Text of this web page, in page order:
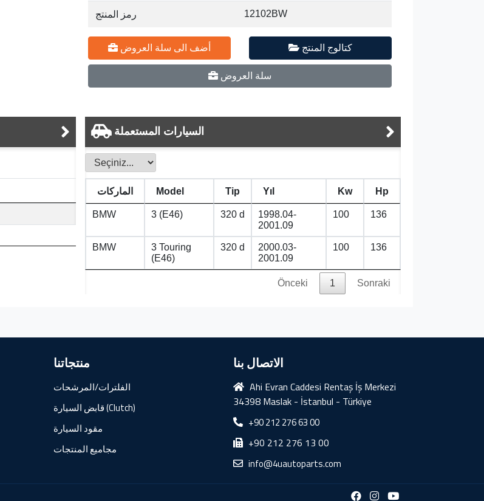
رمز المنتج 12102BW
أضف الى سلة العروض كتالوج المنتج
سلة العروض
السيارات المستعملة
الماركات Model Tip Yıl Kw Hp
BMW 3 (E46) 320 d
1998.04-
2001.09
100 136
BMW
3 Touring
(E46)
320 d
2000.03-
2001.09
100 136
Önceki 1 Sonraki
منتجاتنا
الفلترات/المرشحات
قابض السيارة (Clutch)
مقود السيارة
مجاميع المنتجات
الاتصال بنا
Ahi Evran Caddesi Rentaş İş Merkezi
34398 Maslak - İstanbul - Türkiye
+90 212 276 63 00
+90 212 276 13 00
info@4uautoparts.com